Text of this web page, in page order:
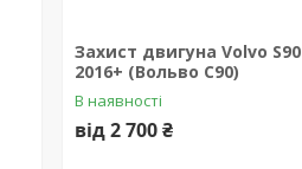
Захист двигуна Volvo S90
2016+ (Вольво С90)
В наявності
від 2 700 ₴